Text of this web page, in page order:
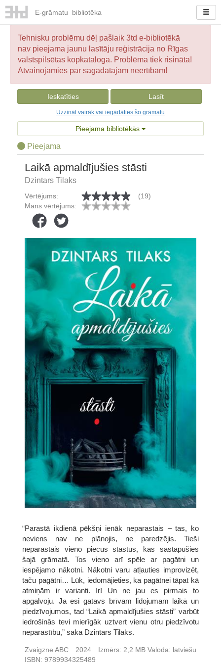
E-grāmatu bibliotēka
Tehnisku problēmu dēļ pašlaik 3td e-bibliotēkā
nav pieejama jaunu lasītāju reģistrācija no Rīgas
valstspilsētas kopkataloga. Problēma tiek risināta!
Atvainojamies par sagādātajām neērtībām!
Ieskatīties Lasīt
Uzzināt vairāk vai iegādāties šo grāmatu
Pieejama bibliotēkās
Pieejama
Laikā apmaldījušies stāsti
Dzintars Tilaks
Vērtējums:
(19)
Mans vērtējums:
“Parastā ikdienā pēkšņi ienāk neparastais – tas, ko
neviens nav ne plānojis, ne paredzējis. Tieši
neparastais vieno piecus stāstus, kas sastapušies
šajā grāmatā. Tos vieno arī spēle ar pagātni un
iespējamo nākotni. Nākotni varu atļauties improvizēt,
taču pagātni… Lūk, iedomājieties, ka pagātnei tāpat kā
atmiņām ir varianti. Ir! Un ne jau es pirmais to
apgalvoju. Ja esi gatavs brīvam lidojumam laikā un
piedzīvojumos, tad “Laikā apmaldījušies stāsti” varbūt
iedrošinās tevi mierīgāk uztvert vienu otru piedzīvotu
neparastību,” saka Dzintars Tilaks.
Zvaigzne ABC 2024 Izmērs: 2,2 MB Valoda: latviešu
ISBN: 9789934325489